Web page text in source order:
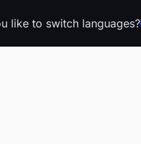
like to switch languages?